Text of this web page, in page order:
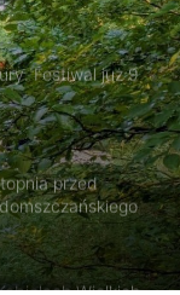
Festiwal już 9
przed